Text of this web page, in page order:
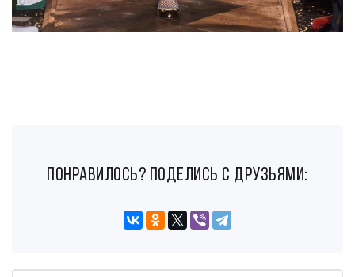
понравилось? поделись с друзьями: